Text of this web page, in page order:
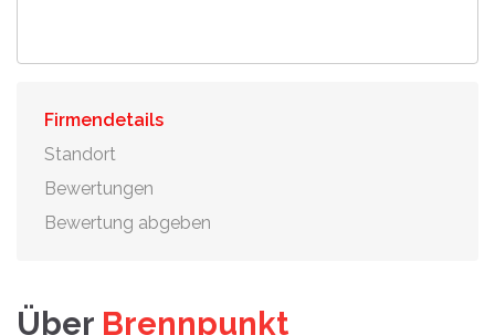
Firmendetails
Standort
Bewertungen
Bewertung abgeben
Über Brennpunkt